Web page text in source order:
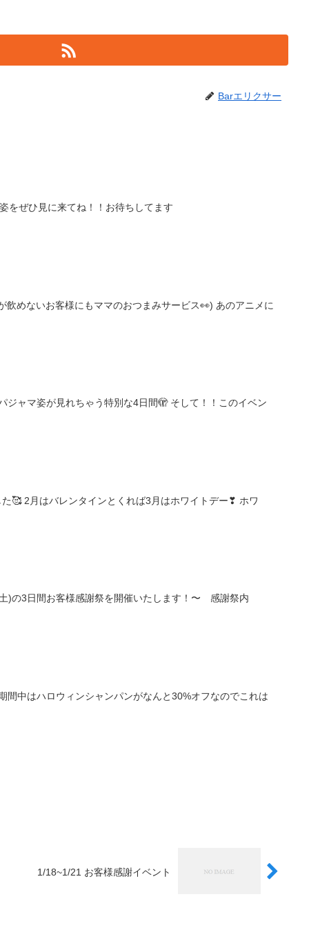
Barエリクサー
をぜひ見に来てね！！お待ちしてます
めないお客様にもママのおつまみサービス👀) あのアニメに
ャマ姿が見れちゃう特別な4日間🫣 そして！！このイベン
🥰 2月はバレンタインとくれば3月はホワイトデー❣ ホワ
)の3日間お客様感謝祭を開催いたします！〜 感謝祭内
中はハロウィンシャンパンがなんと30%オフなのでこれは
1/18~1/21 お客様感謝イベント